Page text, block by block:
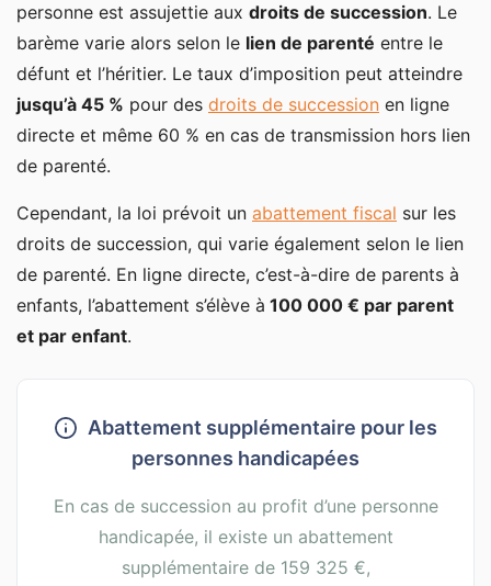
Une exonération de 100 000 € sur les donations mais
pas seulement
Donation en nue-propriété pour transmettre un bien
immobilier à moindres frais
Le présent d’usage, pour un don d’argent sans
Comment transmettre plus de 500 000 € sans
impôt ?
personne est assujettie aux droits de succession. Le
barème varie alors selon le lien de parenté entre le
défunt et l’héritier. Le taux d’imposition peut atteindre
jusqu’à 45 % pour des droits de succession en ligne
directe et même 60 % en cas de transmission hors lien
de parenté.
Cependant, la loi prévoit un abattement fiscal sur les
droits de succession, qui varie également selon le lien
de parenté. En ligne directe, c’est-à-dire de parents à
enfants, l’abattement s’élève à 100 000 € par parent
et par enfant.
Abattement supplémentaire pour les
personnes handicapées
En cas de succession au profit d’une personne
handicapée, il existe un abattement
supplémentaire de 159 325 €,